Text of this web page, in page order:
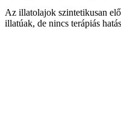
Az illatolajok szintetikusan
illatúak, de nincs terápiás